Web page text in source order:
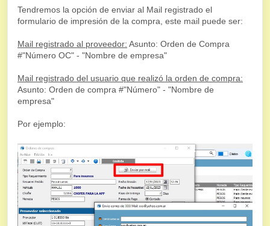
Tendremos la opción de enviar al Mail registrado el
formulario de impresión de la compra, este mail puede ser:
Mail registrado al proveedor: Asunto: Orden de Compra
#"Número OC" - "Nombre de empresa"
Mail registrado del usuario que realizó la orden de compra:
Asunto: Orden de compra #"Número" - "Nombre de
empresa"
Por ejemplo: